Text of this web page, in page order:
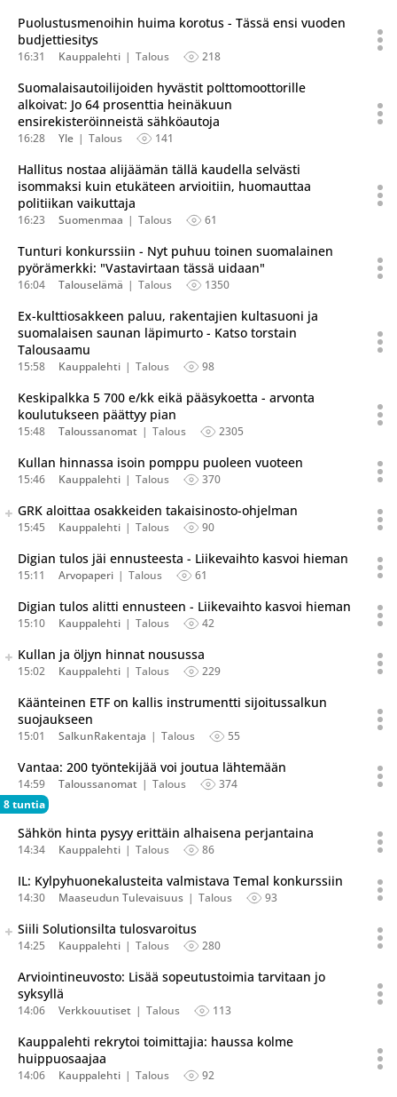
Puolustusmenoihin huima korotus - Tässä ensi vuoden
budjettiesitys
16:31 Kauppalehti Talous 218
Suomalaisautoilijoiden hyvästit polttomoottorille
alkoivat: Jo 64 prosenttia heinäkuun
ensirekisteröinneistä sähköautoja
16:28 Yle Talous 141
Hallitus nostaa alijäämän tällä kaudella selvästi
isommaksi kuin etukäteen arvioitiin, huomauttaa
politiikan vaikuttaja
16:23 Suomenmaa Talous 61
Tunturi konkurssiin - Nyt puhuu toinen suomalainen
pyörämerkki: "Vastavirtaan tässä uidaan"
16:04 Talouselämä Talous 1350
Ex-kulttiosakkeen paluu, rakentajien kultasuoni ja
suomalaisen saunan läpimurto - Katso torstain
Talousaamu
15:58 Kauppalehti Talous 98
Keskipalkka 5 700 e/kk eikä pääsykoetta - arvonta
koulutukseen päättyy pian
15:48 Taloussanomat Talous 2305
Kullan hinnassa isoin pomppu puoleen vuoteen
15:46 Kauppalehti Talous 370
Seuraava uutinen on julkaistu useassa eri lähteessä.
Listaa uutisen kaikki versiot
GRK aloittaa osakkeiden takaisinosto-ohjelman
15:45 Kauppalehti Talous 90
Digian tulos jäi ennusteesta - Liikevaihto kasvoi hieman
15:11 Arvopaperi Talous 61
Digian tulos alitti ennusteen - Liikevaihto kasvoi hieman
15:10 Kauppalehti Talous 42
Seuraava uutinen on julkaistu useassa eri lähteessä.
Listaa uutisen kaikki versiot
Kullan ja öljyn hinnat nousussa
15:02 Kauppalehti Talous 229
Käänteinen ETF on kallis instrumentti sijoitussalkun
suojaukseen
15:01 SalkunRakentaja Talous 55
Vantaa: 200 työntekijää voi joutua lähtemään
14:59 Taloussanomat Talous
374
8 tuntia
Sähkön hinta pysyy erittäin alhaisena perjantaina
14:34 Kauppalehti Talous 86
IL: Kylpyhuonekalusteita valmistava Temal konkurssiin
14:30 Maaseudun Tulevaisuus Talous 93
Seuraava uutinen on julkaistu useassa eri lähteessä.
Listaa uutisen kaikki versiot
Siili Solutionsilta tulosvaroitus
14:25 Kauppalehti Talous 280
Arviointineuvosto: Lisää sopeutustoimia tarvitaan jo
syksyllä
14:06 Verkkouutiset Talous 113
Kauppalehti rekrytoi toimittajia: haussa kolme
huippuosaajaa
14:06 Kauppalehti Talous 92